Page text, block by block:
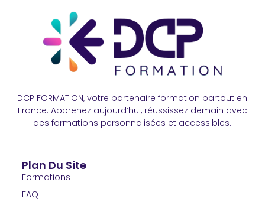
DCP FORMATION, votre partenaire formation partout en
France. Apprenez aujourd’hui, réussissez demain avec
des formations personnalisées et accessibles.
Plan Du Site
Formations
FAQ